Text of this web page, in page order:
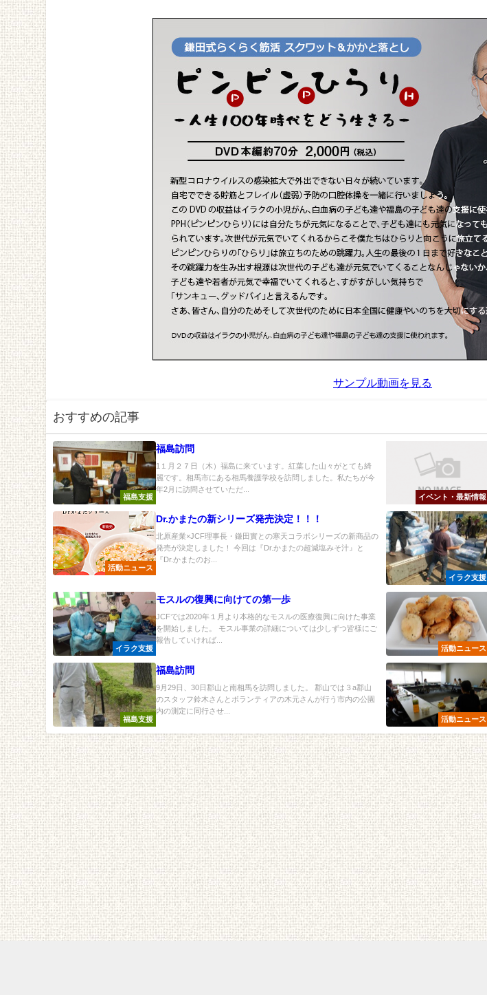
サンプル動画を見る
おすすめの記事
福島支援
福島訪問
1１月２７日（木）福島に来ています。紅葉した山々がとても綺
麗です。相馬市にある相馬養護学校を訪問しました。私たちが今
年2月に訪問させていただ...
イベント・最新情報
活動ニュース
Dr.かまたの新シリーズ発売決定！！！
北原産業×JCF理事長・鎌田實との寒天コラボシリーズの新商品の
発売が決定しました！ 今回は『Dr.かまたの超減塩みそ汁』と
『Dr.かまたのお...
イラク支援
イラク支援
モスルの復興に向けての第一歩
JCFでは2020年１月より本格的なモスルの医療復興に向けた事業
を開始しました。 モスル事業の詳細については少しずつ皆様にご
報告していければ...
活動ニュース
福島支援
福島訪問
9月29日、30日郡山と南相馬を訪問しました。 郡山では３a郡山
のスタッフ鈴木さんとボランティアの木元さんが行う市内の公園
内の測定に同行させ...
活動ニュース